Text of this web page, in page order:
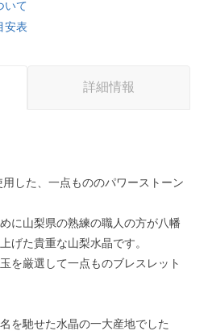
いて
安表
詳細情報
用した、一点もののパワーストーン
に山梨県の熟練の職人の方が八幡
げた貴重な山梨水晶です。
を厳選して一点ものブレスレット
を馳せた水晶の一大産地でした